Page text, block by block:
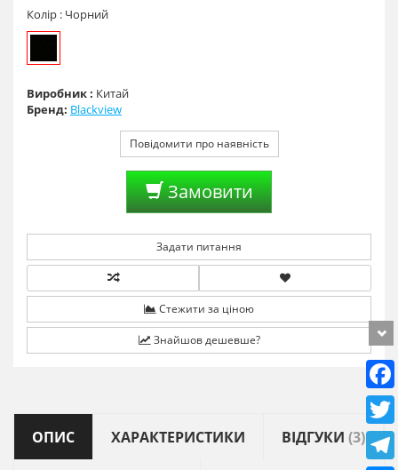
Колір : Чорний
Виробник : Китай
Бренд: Blackview
Повідомити про наявність
Замовити
Задати питання
Стежити за ціною
Знайшов дешевше?
ОПИС ХАРАКТЕРИСТИКИ ВІДГУКИ (3)